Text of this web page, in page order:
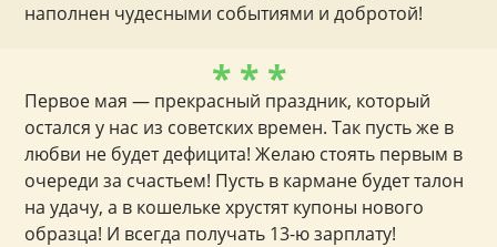
наполнен чудесными событиями и добротой!
* * *
Первое мая — прекрасный праздник, который
остался у нас из советских времен. Так пусть же в
любви не будет дефицита! Желаю стоять первым в
очереди за счастьем! Пусть в кармане будет талон
на удачу, а в кошельке хрустят купоны нового
образца! И всегда получать 13-ю зарплату!